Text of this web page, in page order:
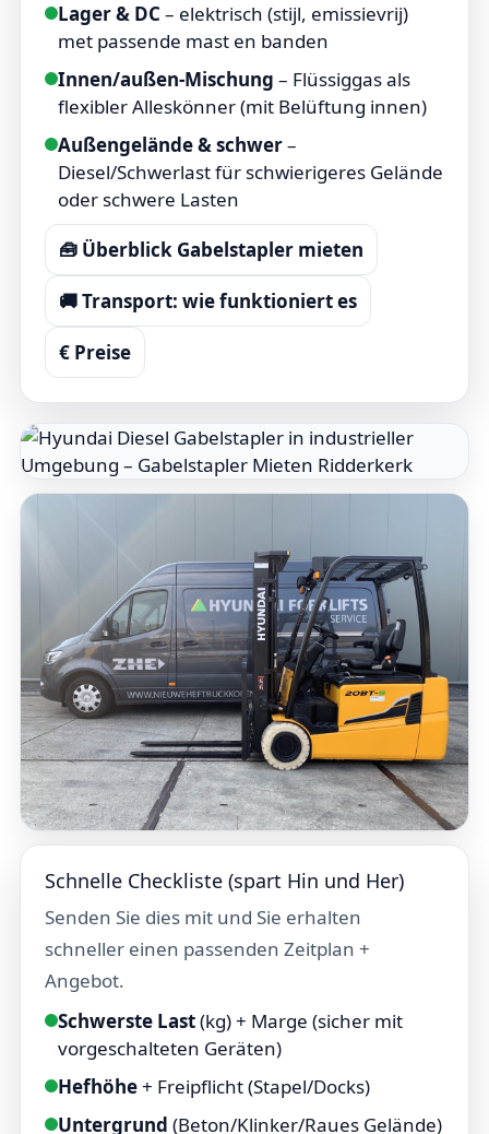
Lager & DC – elektrisch (stijl, emissievrij)
met passende mast en banden
Innen/außen-Mischung – Flüssiggas als
flexibler Alleskönner (mit Belüftung innen)
Außengelände & schwer–
Diesel/Schwerlast für schwierigeres Gelände
oder schwere Lasten
🧰 Überblick Gabelstapler mieten
🚚 Transport: wie funktioniert es
€ Preise
Schnelle Checkliste (spart Hin und Her)
Senden Sie dies mit und Sie erhalten
schneller einen passenden Zeitplan +
Angebot.
Schwerste Last(kg) + Marge (sicher mit
vorgeschalteten Geräten)
Hefhöhe+ Freipflicht (Stapel/Docks)
Untergrund (Beton/Klinker/Raues Gelände)